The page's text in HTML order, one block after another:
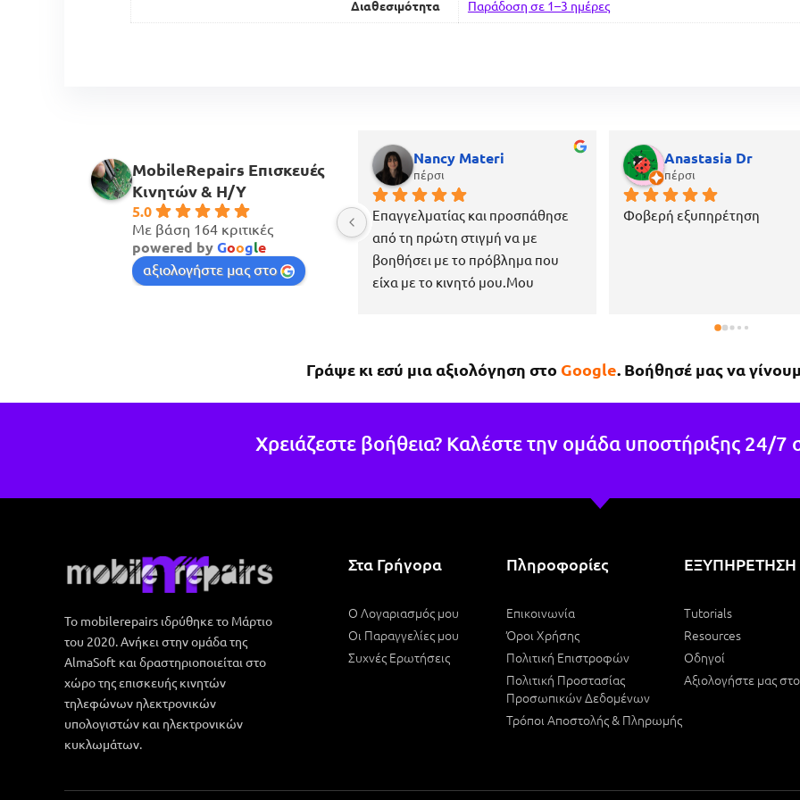
Διαθεσιμότητα Παράδοση σε 1–3 ημέρες
MobileRepairs Επισκευές
Κινητών & H/Y
5.0
Με βάση 164 κριτικές
powered byGoogle
αξιολογήστε μας στο
Nancy Materi
πέρσι
Επαγγελματίας και προσπάθησε
από τη πρώτη στιγμή να με
βοηθήσει με το πρόβλημα που
είχα με το κινητό μου.Μου
περίμενε στο μαγαζί για να πάρω
δουλειά μου !Εάν χρειαστώ κάτι
άλλο θα επιστρέψω σίγουρα.
Anastasia Dr
πέρσι
Φοβερή εξυπηρέτηση
Γράψε κι εσύ μια αξιολόγηση στο Google. Βοήθησέ μας να
Χρειάζεστε βοήθεια? Καλέστε την ομάδα υποστήριξης 24/7
Το mobilerepairs ιδρύθηκε το Μάρτιο
του 2020. Ανήκει στην ομάδα της
AlmaSoft και δραστηριοποιείται στο
χώρο της επισκευής κινητών
τηλεφώνων ηλεκτρονικών
υπολογιστών και ηλεκτρονικών
κυκλωμάτων.
Στα Γρήγορα
Ο Λογαριασμός μου
Οι Παραγγελίες μου
Συχνές Ερωτήσεις
Πληροφορίες
Επικοινωνία
Όροι Χρήσης
Πολιτική Επιστροφών
Πολιτική Προστασίας
Προσωπικών Δεδομένων
Τρόποι Αποστολής & Πληρωμής
Tutorials
Resources
Οδηγοί
Αξιολογήστε μας